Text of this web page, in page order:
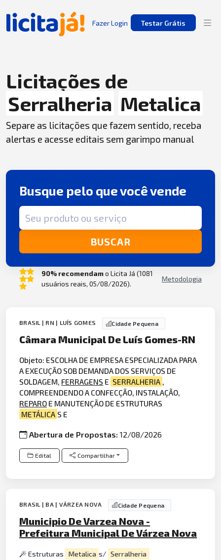
Fazer Login Testar Grátis
Licitações de
Serralheria Metalica
Separe as licitações que fazem sentido, receba
alertas e acesse editais sem garimpo manual
Busque pelo que você vende
Termo de busca
BUSCAR
90% recomendamo Licita Já (1081
usuários reais, 05/08/2026).
Metodologia
BRASIL | RN | LUÍS GOMES Cidade Pequena
Câmara Municipal De Luís Gomes-RN
Objeto: ESCOLHA DE EMPRESA ESPECIALIZADA PARA
A EXECUÇÃO SOB DEMANDA DOS SERVIÇOS DE
SOLDAGEM, FERRAGENS E SERRALHERIA ,
COMPREENDENDO A CONFECÇÃO, INSTALAÇÃO,
REPARO E MANUTENÇÃO DE ESTRUTURAS
METÁLICA S E
Abertura de Propostas:12/08/2026
Edital Compartilhar
BRASIL | BA | VÁRZEA NOVA Cidade Pequena
Municipio De Varzea Nova -
Prefeitura Municipal De Várzea Nova
Estruturas Metalica s/ Serralheria